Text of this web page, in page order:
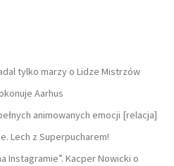
tylko marzy o Lidze Mistrzów
Aarhus
animowanych emocji [relacja]
Lech z Superpucharem!
Instagramie”. Kacper Nowicki o